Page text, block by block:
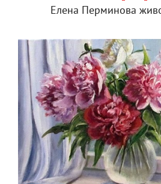
Елена Перминова